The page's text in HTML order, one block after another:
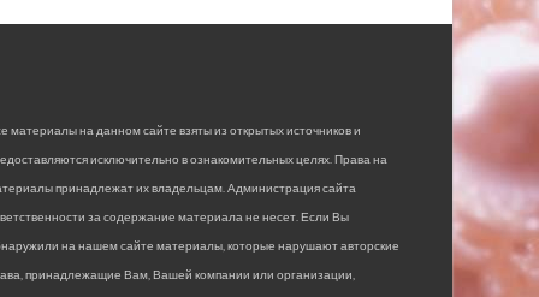
материалы на данном сайте взяты из открытых источников и
исключительно в ознакомительных целях. Права на
принадлежат их владельцам. Администрация сайта
за содержание материала не несет. Если Вы
на нашем сайте материалы, которые нарушают авторские
принадлежащие Вам, Вашей компании или организации,